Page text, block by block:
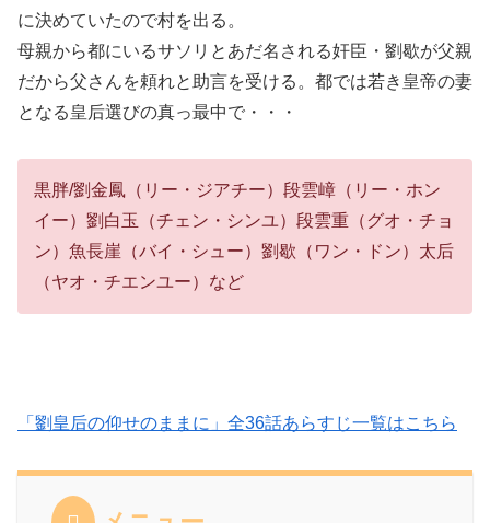
に決めていたので村を出る。
母親から都にいるサソリとあだ名される奸臣・劉歇が父親
だから父さんを頼れと助言を受ける。都では若き皇帝の妻
となる皇后選びの真っ最中で・・・
黒胖/劉金鳳（リー・ジアチー）段雲嶂（リー・ホン
イー）劉白玉（チェン・シンユ）段雲重（グオ・チョ
ン）魚長崖（バイ・シュー）劉歇（ワン・ドン）太后
（ヤオ・チエンユー）など
「劉皇后の仰せのままに」全36話あらすじ一覧はこちら